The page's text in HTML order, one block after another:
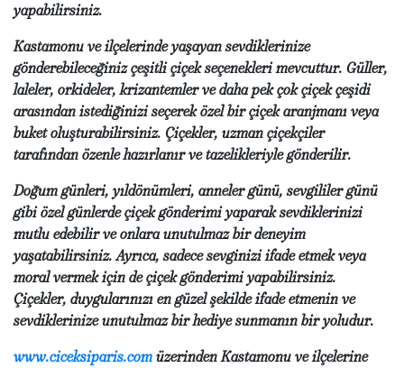
yapabilirsiniz.
Kastamonu ve ilçelerinde yaşayan sevdiklerinize
gönderebileceğiniz çeşitli çiçek seçenekleri mevcuttur. Güller,
laleler, orkideler, krizantemler ve daha pek çok çiçek çeşidi
arasından istediğinizi seçerek özel bir çiçek aranjmanı veya
buket oluşturabilirsiniz. Çiçekler, uzman çiçekçiler
tarafından özenle hazırlanır ve tazelikleriyle gönderilir.
Doğum günleri, yıldönümleri, anneler günü, sevgililer günü
gibi özel günlerde çiçek gönderimi yaparak sevdiklerinizi
mutlu edebilir ve onlara unutulmaz bir deneyim
yaşatabilirsiniz. Ayrıca, sadece sevginizi ifade etmek veya
moral vermek için de çiçek gönderimi yapabilirsiniz.
Çiçekler, duygularınızı en güzel şekilde ifade etmenin ve
sevdiklerinize unutulmaz bir hediye sunmanın bir yoludur.
www.ciceksiparis.com üzerinden Kastamonu ve ilçelerine